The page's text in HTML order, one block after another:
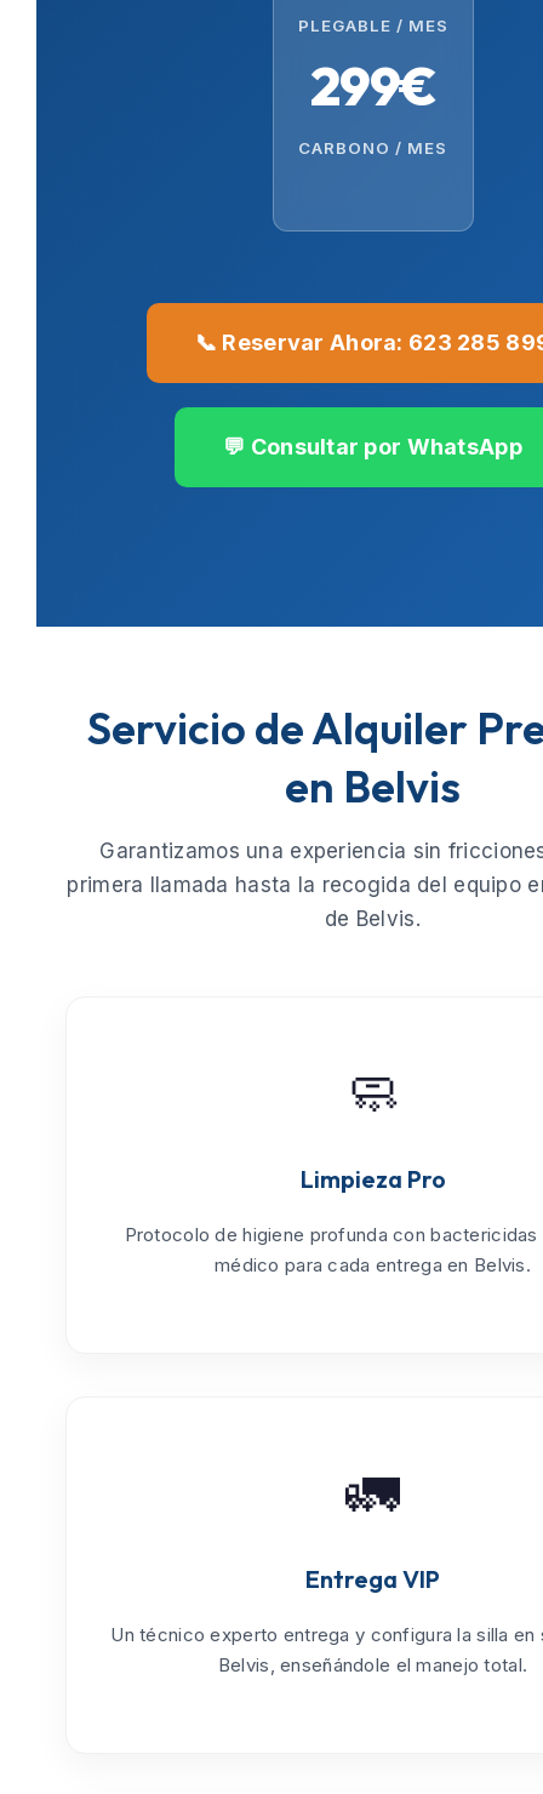
PLEGABLE / MES
299€
CARBONO / MES
📞 Reservar Ahora: 623 285
💬 Consultar por WhatsApp
Servicio de Alquiler
en Belvis
Garantizamos una experiencia sin
primera llamada hasta la recogida del equipo
de Belvis.
🧼
Limpieza Pro
Protocolo dehigiene profunda con bactericidas
médico para cada entrega en Belvis.
🚛
Entrega VIP
Un técnico experto entrega y configura la silla en
Belvis, enseñándole el manejo total.